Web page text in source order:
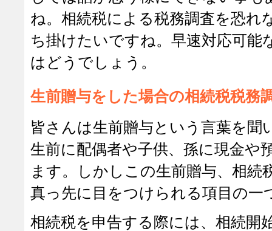
ね。相続税による税務調査を恐れ
ち掛けたいですね。早速対応可能
はどうでしょう。
生前贈与をした場合の相続税税務
皆さんは生前贈与という言葉を聞
生前に配偶者や子供、孫に現金や
ます。しかしこの生前贈与、相続
真っ先に目をつけられる項目の一
相続税を申告する際には、相続開